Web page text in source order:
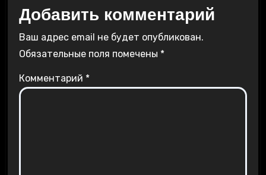
Добавить комментарий
Ваш адрес email не будет опубликован.
Обязательные поля помечены *
Комментарий *